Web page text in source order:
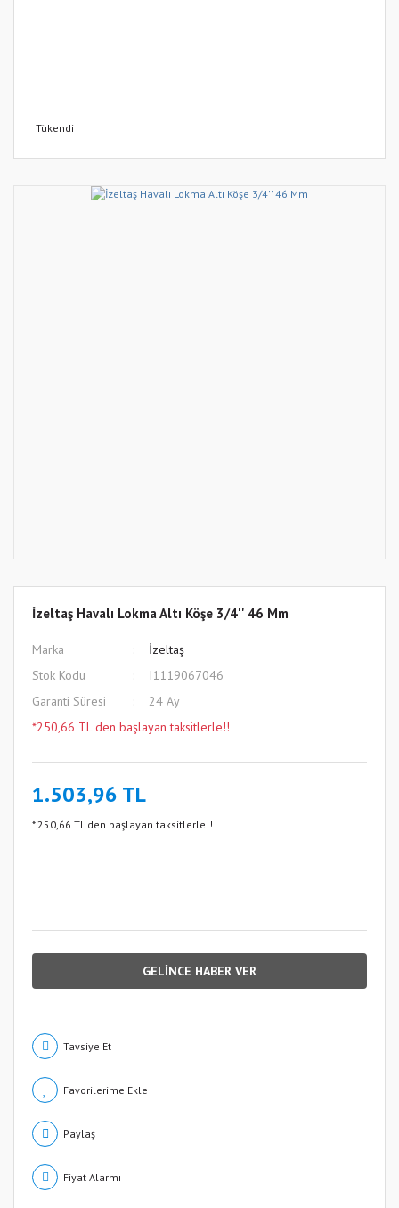
Tükendi
İzeltaş Havalı Lokma Altı Köşe 3/4'' 46 Mm
Marka
İzeltaş
Stok Kodu
I1119067046
Garanti Süresi
24 Ay
*250,66 TL den başlayan taksitlerle!!
1.503,96 TL
* 250,66 TL den başlayan taksitlerle!!
GELİNCE HABER VER
Tavsiye Et
Paylaş
Fiyat Alarmı